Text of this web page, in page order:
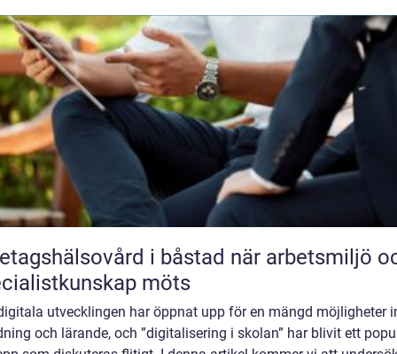
i båstad när arbetsmiljö och
möts
utvecklingen har öppnat upp för en mängd möjligheter
och lärande, och ”digitalisering i skolan” har blivit ett